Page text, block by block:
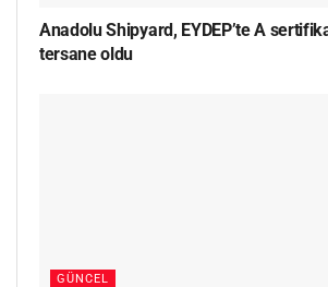
Anadolu Shipyard, EYDEP’te A
tersane oldu
GÜNCEL